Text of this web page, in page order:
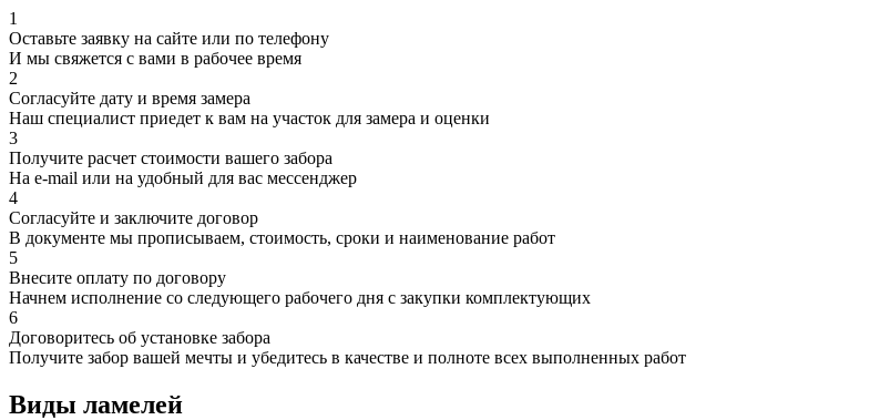
1
Оставьте заявку на сайте или по телефону
И мы свяжется с вами в рабочее время
2
Согласуйте дату и время замера
Наш специалист приедет к вам на участок для замера и оценки
3
Получите расчет стоимости вашего забора
На e-mail или на удобный для вас мессенджер
4
Согласуйте и заключите договор
В документе мы прописываем, стоимость, сроки и наименование работ
5
Внесите оплату по договору
Начнем исполнение со следующего рабочего дня с закупки комплектующих
6
Договоритесь об установке забора
Получите забор вашей мечты и убедитесь в качестве и полноте всех выполненных работ
Виды ламелей